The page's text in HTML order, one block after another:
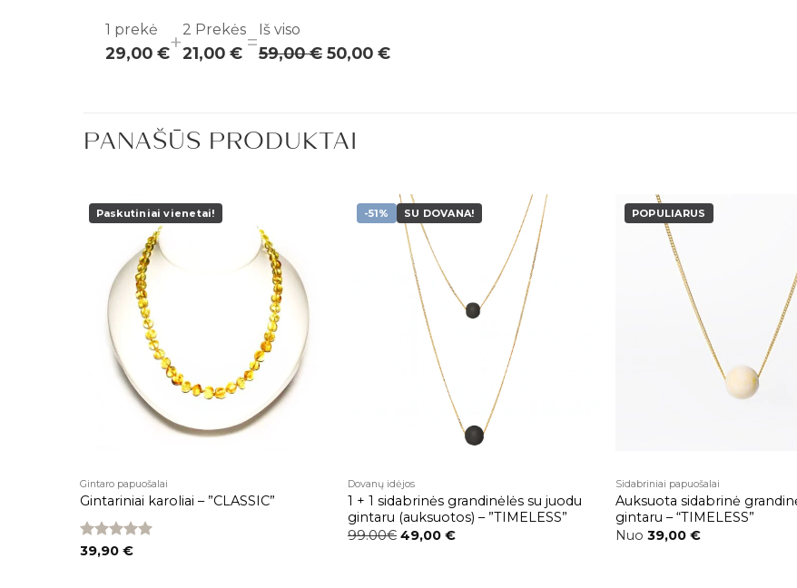
1 prekė
29,00 €+2 Prekės
21,00 € = Iš viso
59,00 € 50,00 €
PANAŠŪS PRODUKTAI
Paskutiniai vienetai!
Pridėti į
patikusios
prekės
Gintaro papuošalai
Gintariniai karoliai – ”CLASSIC”
Įvertinimas:
39,90 €
-51% SU DOVANA!
Dovanų idėjos
1 + 1 sidabrinės grandinėlės su juodu
gintaru (auksuotos) – ”TIMELESS”
99.00€ 49,00 €
POPULIARUS
Sidabriniai papuošalai
Auksuota sidabrinė
gintaru – “TIMELESS”
Nuo 39,00 €